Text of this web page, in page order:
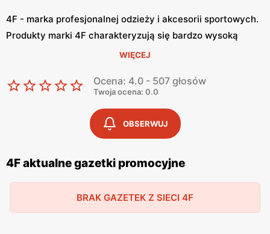
4F - marka profesjonalnej odzieży i akcesorii sportowych.
Produkty marki 4F charakteryzują się bardzo wysoką
jakością. Ubrania i akcesoria są stworzone z użyciem
nowoczesny design, a same ubrania są wykonane z
modnych materiałów. Odzież 4F nadaje się zarówno do
treningów jak i codziennego użytkowania. Marka od 2008
roku współpracuje z Polskim Komitetem Olimpijskim,
ponad 200 sklepów 4F. Sklep posiada również swoją
stronę internetową, dzięki czemu możemy zakupić
profesjonalny sprzęt i odzież w zaciszu domowym.
WIĘCEJ
Ocena: 4.0 - 507 głosów
Twoja ocena: 0.0
OBSERWUJ
4F aktualne gazetki promocyjne
BRAK GAZETEK Z SIECI 4F